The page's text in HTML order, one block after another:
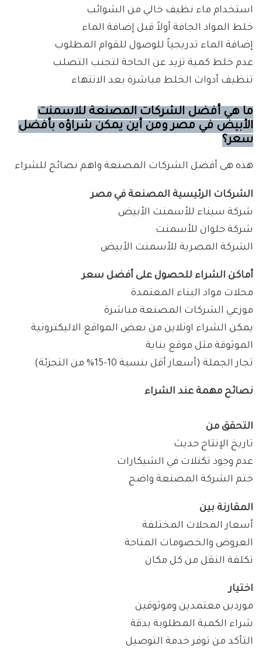
استخدام ماء نظيف خالي من الشوائب
خلط المواد الجافة أولاً قبل إضافة الماء
إضافة الماء تدريجياً للوصول للقوام المطلوب
عدم خلط كمية تزيد عن الحاجة لتجنب التصلب
تنظيف أدوات الخلط مباشرة بعد الانتهاء
ما هي أفضل الشركات المصنعة للاسمنت
الأبيض في مصر ومن أين يمكن شراؤه بأفضل
سعر؟
هذه هى أفضل الشركات المصنعة واهم نصائح للشراء
الشركات الرئيسية المصنعة في مصر
شركة سيناء للأسمنت الأبيض
شركة حلوان للأسمنت
الشركة المصرية للأسمنت الأبيض
أماكن الشراء للحصول على أفضل سعر
محلات مواد البناء المعتمدة
موزعي الشركات المصنعة مباشرة
يمكن الشراء اونلاين من بعض المواقع الاليكترونية
الموثوقة مثل موقع بناية
تجار الجملة (أسعار أقل بنسبة 10-15% من التجزئة)
نصائح مهمة عند الشراء
التحقق من
تاريخ الإنتاج حديث
عدم وجود تكتلات في الشيكارات
ختم الشركة المصنعة واضح
المقارنة بين
أسعار المحلات المختلفة
العروض والخصومات المتاحة
تكلفة النقل من كل مكان
اختيار
موردين معتمدين وموثوقين
شراء الكمية المطلوبة بدقة
التأكد من توفر خدمة التوصيل